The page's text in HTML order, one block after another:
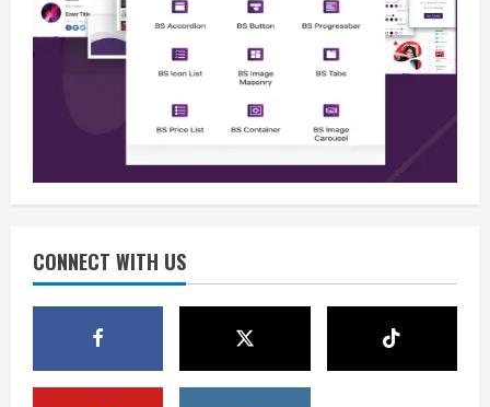
CONNECT WITH US
Berita
BMP Kecam Aksi KNPB, Serukan
Persatuan Demi Papua yang Kondusif
August 6, 2026
3
Perang Algoritma AI Makin Kompleks,
Digital
August 6, 2026
Pemerintah Perkuat Ekosistem Media
Digital Nasional Hadapi Perang
Algoritma AI